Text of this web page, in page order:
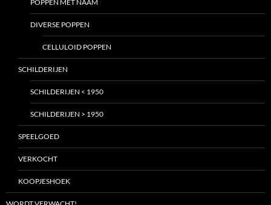
POPPEN MET NAAM
DIVERSE POPPEN
CELLULOID POPPEN
SCHILDERIJEN
SCHILDERIJEN < 1950
SCHILDERIJEN > 1950
SPEELGOED
VERKOCHT
KOOPJESHOEK